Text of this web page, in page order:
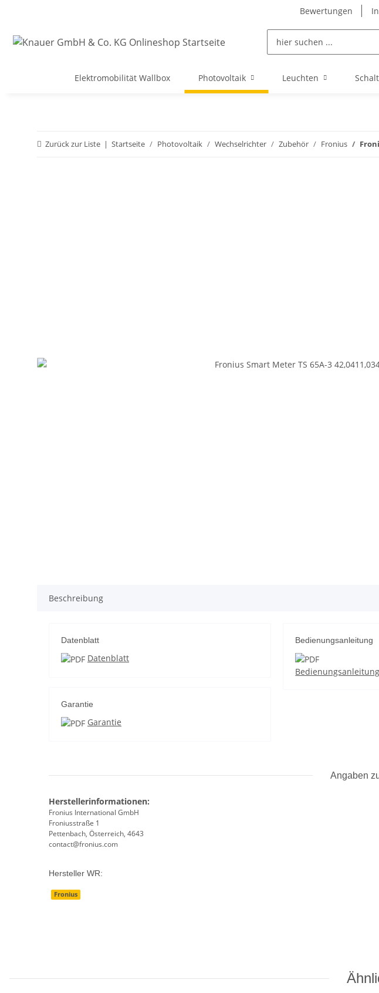
Bewertungen
Elektromobilität Wallbox Photovoltaik Leuchten
Zurück zur Liste Startseite Photovoltaik Wechselrichter Zubehör Fronius
Beschreibung
Datenblatt
Datenblatt
Garantie
Garantie
Bedienungsanleitung
Bedienungsanleitung
Angaben
Herstellerinformationen:
Fronius International GmbH
Froniusstraße 1
Pettenbach, Österreich, 4643
contact@fronius.com
Hersteller WR:
Fronius